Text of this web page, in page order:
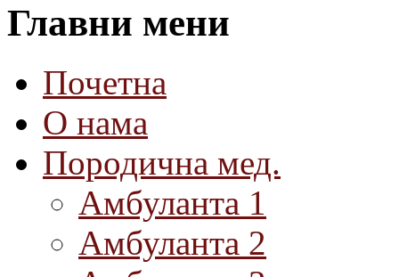
Главни мени
Почетна
О нама
Породична мед.
Амбуланта 1
Амбуланта 2